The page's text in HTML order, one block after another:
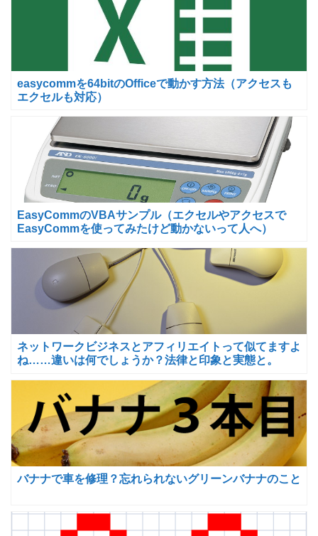
easycommを64bitのOfficeで動かす方法（アクセスも
エクセルも対応）
EasyCommのVBAサンプル（エクセルやアクセスで
EasyCommを使ってみたけど動かないって人へ）
ネットワークビジネスとアフィリエイトって似てますよ
ね……違いは何でしょうか？法律と印象と実態と。
バナナで車を修理？忘れられないグリーンバナナのこと